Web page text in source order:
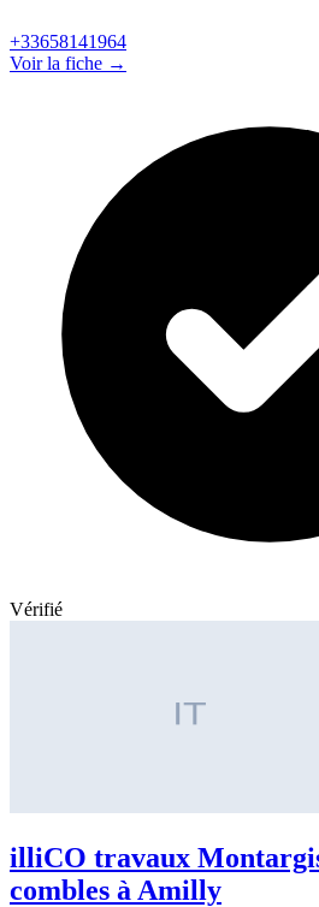
+33658141964
Voir la fiche →
Vérifié
illiCO travaux
combles à Amilly